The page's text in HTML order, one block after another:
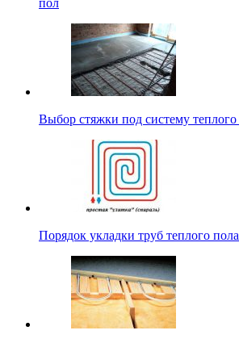
Выбор стяжки под систему теплого
Порядок укладки труб теплого